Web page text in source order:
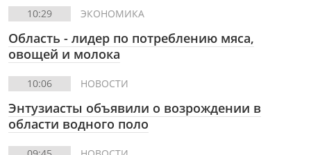
10:29 ЭКОНОМИКА
Область - лидер по потреблению мяса,
овощей и молока
10:06 НОВОСТИ
Энтузиасты объявили о возрождении в
области водного поло